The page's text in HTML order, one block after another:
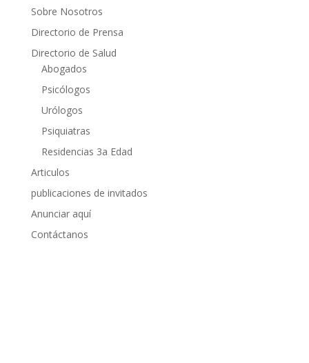
Sobre Nosotros
Directorio de Prensa
Directorio de Salud
Abogados
Psicólogos
Urólogos
Psiquiatras
Residencias 3a Edad
Articulos
publicaciones de invitados
Anunciar aquí
Contáctanos